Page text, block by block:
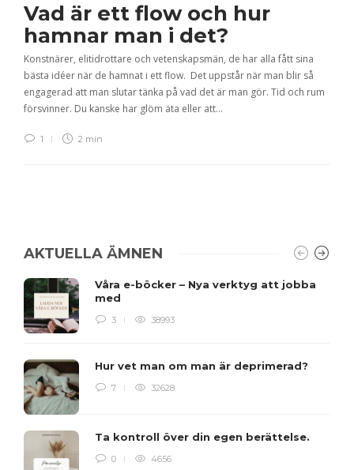
Vad är ett flow och hur
hamnar man i det?
Konstnärer, elitidrottare och vetenskapsmän, de har alla fått sina
bästa idéer när de hamnat i ett flow. Det uppstår när man blir så
engagerad att man slutar tänka på vad det är man gör. Tid och rum
försvinner. Du kanske har glöm äta eller att…
1 2 min
AKTUELLA ÄMNEN
Våra e-böcker – Nya verktyg att jobba
med
3 38993
Hur vet man om man är deprimerad?
7 32628
Ta kontroll över din egen berättelse.
0 4656